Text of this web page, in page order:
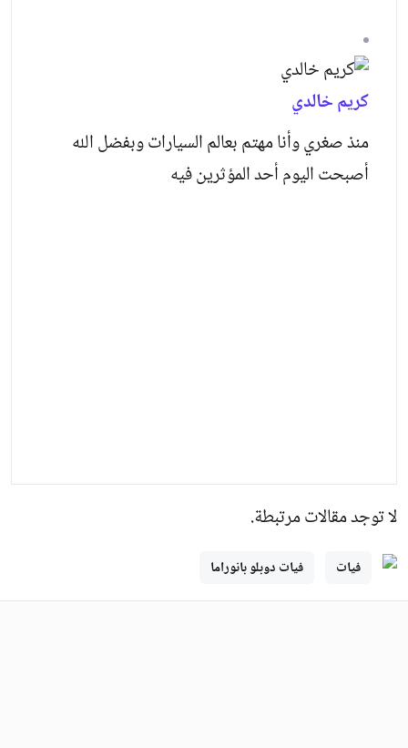
كريم خالدي
منذ صغري وأنا مهتم بعالم السيارات وبفضل الله
أصبحت اليوم أحد المؤثرين فيه
لا توجد مقالات مرتبطة.
فيات فيات دوبلو بانوراما